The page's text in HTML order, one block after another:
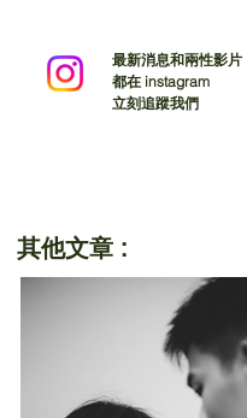
最新消息和兩性影片
都在 instagram
立刻追蹤我們
其他文章 :